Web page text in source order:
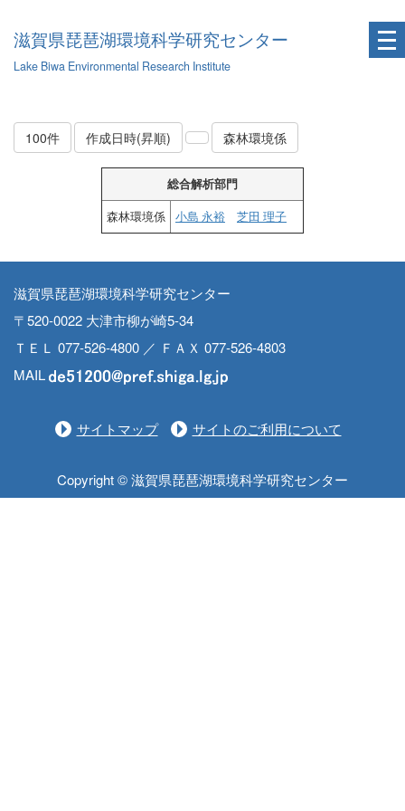
滋賀県琵琶湖環境科学研究センター
Lake Biwa Environmental Research Institute
100件 作成日時(昇順) 森林環境係
総合解析部門
森林環境係
小島 永裕 芝田 理子
滋賀県琵琶湖環境科学研究センター
〒520-0022 大津市柳が崎5-34
ＴＥＬ 077-526-4800 ／ ＦＡＸ 077-526-4803
MAIL
サイトマップ サイトのご利用について
Copyright © 滋賀県琵琶湖環境科学研究センター